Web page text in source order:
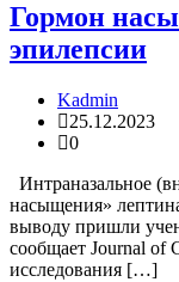
Гормон
эпилепсии
Kadmin
25.12.2023
0
Интраназальное
насыщения»
выводу пришли
сообщает Journal of
исследования […]